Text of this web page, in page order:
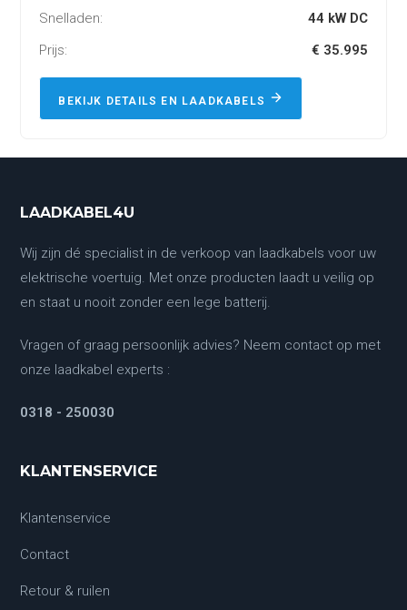
Snelladen:
44 kW DC
Prijs:
€ 35.995
BEKIJK DETAILS EN LAADKABELS
LAADKABEL4U
Wij zijn dé specialist in de verkoop van laadkabels voor uw
elektrische voertuig. Met onze producten laadt u veilig op
en staat u nooit zonder een lege batterij.
Vragen of graag persoonlijk advies? Neem contact op met
onze laadkabel experts :
0318 - 250030
KLANTENSERVICE
Klantenservice
Contact
Retour & ruilen